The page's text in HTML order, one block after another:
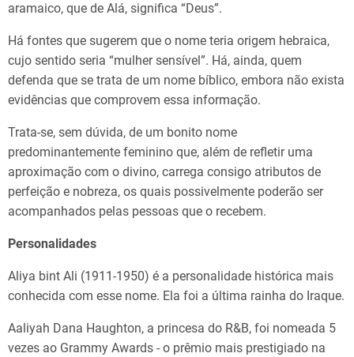
aramaico, que de Alá, significa “Deus”.
Há fontes que sugerem que o nome teria origem hebraica,
cujo sentido seria “mulher sensível”. Há, ainda, quem
defenda que se trata de um nome bíblico, embora não exista
evidências que comprovem essa informação.
Trata-se, sem dúvida, de um bonito nome
predominantemente feminino que, além de refletir uma
aproximação com o divino, carrega consigo atributos de
perfeição e nobreza, os quais possivelmente poderão ser
acompanhados pelas pessoas que o recebem.
Personalidades
Aliya bint Ali (1911-1950) é a personalidade histórica mais
conhecida com esse nome. Ela foi a última rainha do Iraque.
Aaliyah Dana Haughton, a princesa do R&B, foi nomeada 5
vezes ao Grammy Awards - o prêmio mais prestigiado na